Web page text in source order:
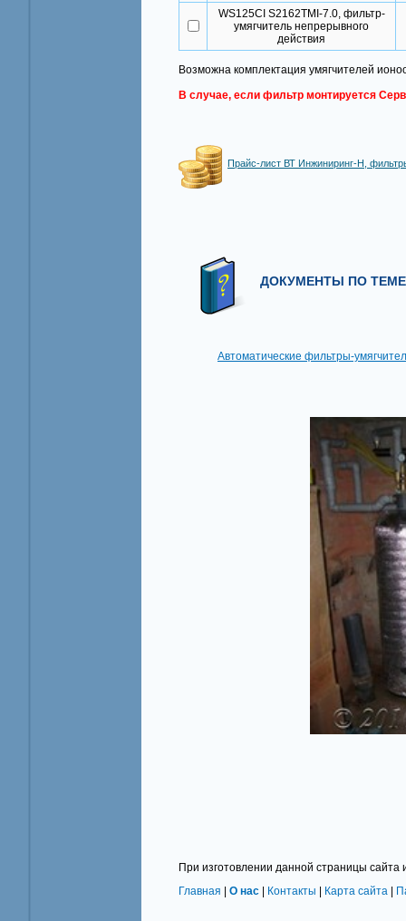
WS125CI S2162TMI-7.0, фильтр-
умягчитель непрерывного
действия
Возможна комплектация умягчителей
В случае, если фильтр монтируется
Прайс-лист ВТ Инжиниринг-Н,
ДОКУМЕНТЫ ПО
Автоматические фильтры-
При изготовлении данной страницы
Главная | О нас | Контакты | Карта сайта |